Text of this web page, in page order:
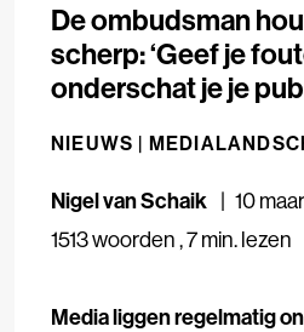
De ombudsman
scherp: ‘Geef je
onderschat je je
NIEUWS |
Nigel van Schaik
10
1513 woorden,7 min. lezen
Media liggen regelmatig